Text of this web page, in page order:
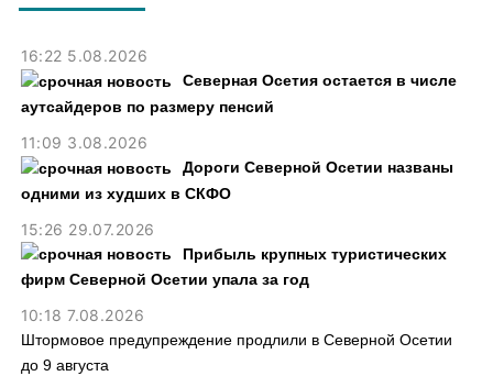
16:22 5.08.2026
Северная Осетия остается в числе
аутсайдеров по размеру пенсий
11:09 3.08.2026
Дороги Северной Осетии названы
одними из худших в СКФО
15:26 29.07.2026
Прибыль крупных туристических
фирм Северной Осетии упала за год
10:18 7.08.2026
Штормовое предупреждение продлили в Северной Осетии
до 9 августа